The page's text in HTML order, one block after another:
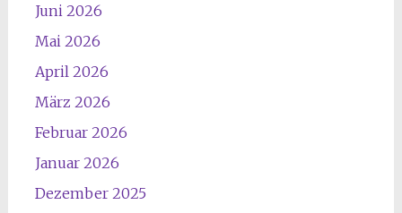
Juni 2026
Mai 2026
April 2026
März 2026
Februar 2026
Januar 2026
Dezember 2025